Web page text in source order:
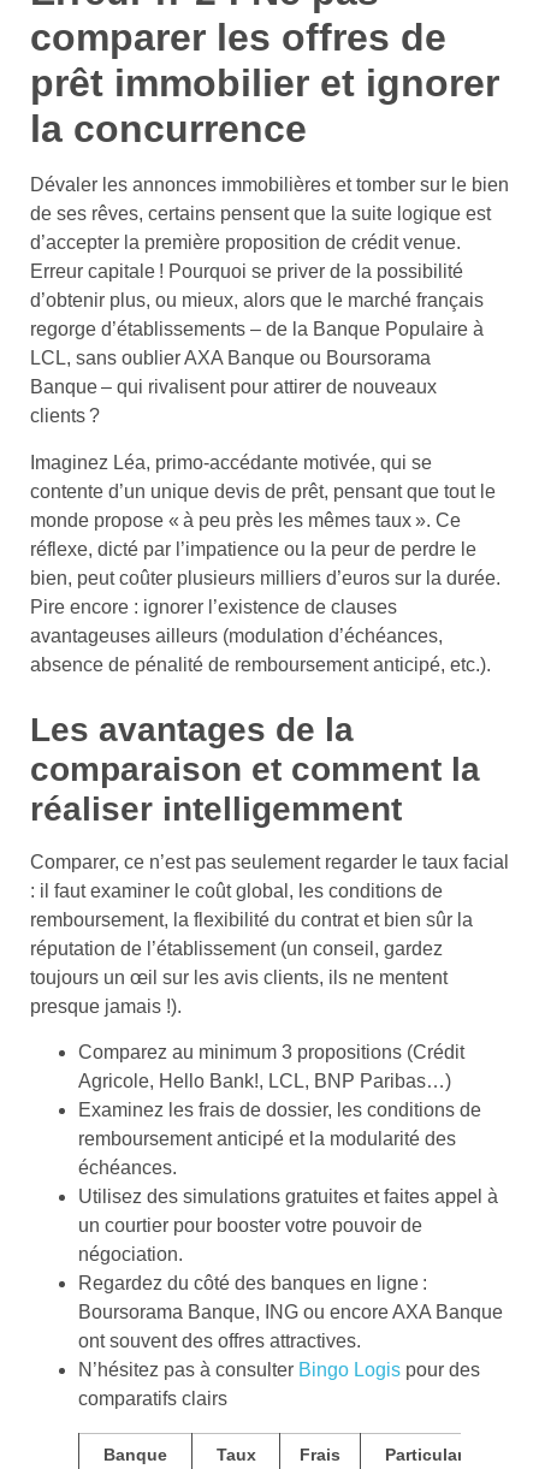
comparer les offres de
prêt immobilier et ignorer
la concurrence
Dévaler les annonces immobilières et tomber sur le bien
de ses rêves, certains pensent que la suite logique est
d’accepter la première proposition de crédit venue.
Erreur capitale ! Pourquoi se priver de la possibilité
d’obtenir plus, ou mieux, alors que le marché français
regorge d’établissements – de la Banque Populaire à
LCL, sans oublier AXA Banque ou Boursorama
Banque – qui rivalisent pour attirer de nouveaux
clients ?
Imaginez Léa, primo-accédante motivée, qui se
contente d’un unique devis de prêt, pensant que tout le
monde propose « à peu près les mêmes taux ». Ce
réflexe, dicté par l’impatience ou la peur de perdre le
bien, peut coûter plusieurs milliers d’euros sur la durée.
Pire encore : ignorer l’existence de clauses
avantageuses ailleurs (modulation d’échéances,
absence de pénalité de remboursement anticipé, etc.).
Les avantages de la
comparaison et comment la
réaliser intelligemment
Comparer, ce n’est pas seulement regarder le taux facial
: il faut examiner le coût global, les conditions de
remboursement, la flexibilité du contrat et bien sûr la
réputation de l’établissement (un conseil, gardez
toujours un œil sur les avis clients, ils ne mentent
presque jamais !).
Comparez au minimum 3 propositions (Crédit
Agricole, Hello Bank!, LCL, BNP Paribas…)
Examinez les frais de dossier, les conditions de
remboursement anticipé et la modularité des
échéances.
Utilisez des simulations gratuites et faites appel à
un courtier pour booster votre pouvoir de
négociation.
Regardez du côté des banques en ligne :
Boursorama Banque, ING ou encore AXA Banque
ont souvent des offres attractives.
N’hésitez pas à consulter Bingo Logis pour des
comparatifs clairs
Banque
Taux
Frais
Particularités